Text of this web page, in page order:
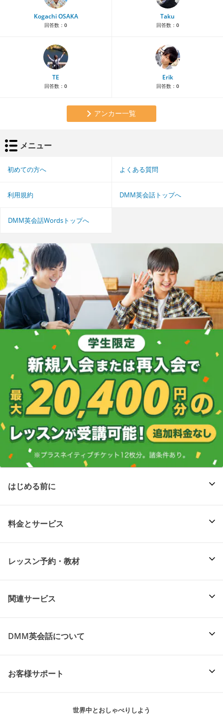
Kogachi OSAKA
回答数： 0
Taku
回答数： 0
TE
回答数： 0
Erik
回答数： 0
アンカー一覧
メニュー
初めての方へ よくある質問
利用規約 DMM英会話トップへ
DMM英会話Wordsトップへ
はじめる前に
料金とサービス
レッスン予約・教材
関連サービス
DMM英会話について
お客様サポート
世界中とおしゃべりしよう